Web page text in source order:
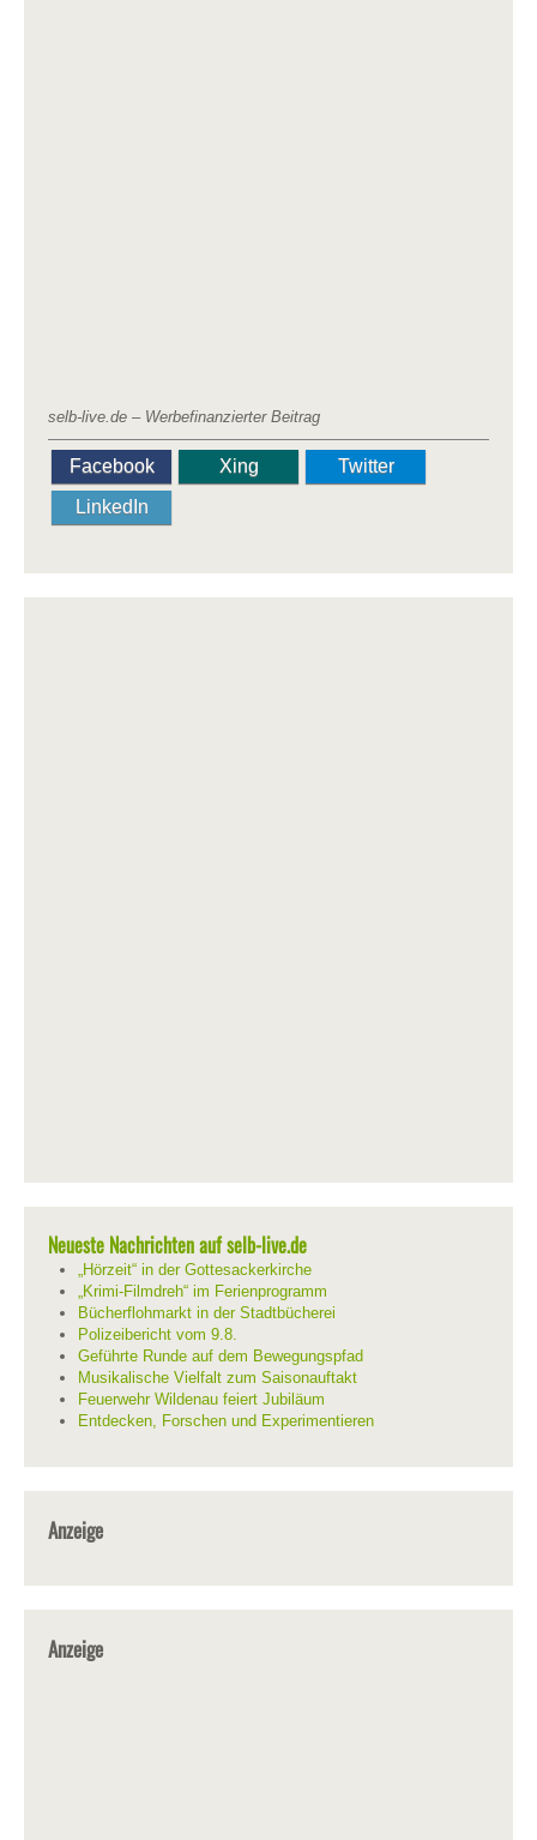
selb-live.de – Werbefinanzierter Beitrag
Facebook Xing
Twitter
LinkedIn
Neueste Nachrichten auf selb-live.de
„Hörzeit“ in der Gottesackerkirche
„Krimi-Filmdreh“ im Ferienprogramm
Bücherflohmarkt in der Stadtbücherei
Polizeibericht vom 9.8.
Geführte Runde auf dem Bewegungspfad
Musikalische Vielfalt zum Saisonauftakt
Feuerwehr Wildenau feiert Jubiläum
Entdecken, Forschen und Experimentieren
Anzeige
Anzeige